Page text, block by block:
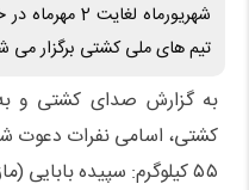
شهریورماه
تیم های ملی کشتی برگزار می
به گزارش صدای کشتی و
کشتی، اسامی نفرات دعوت
۵۵ کیلوگرم: سپیده بابایی (مازندران)